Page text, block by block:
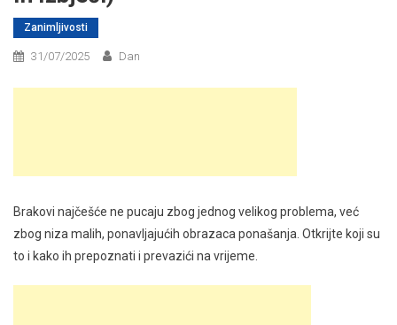
Zanimljivosti
31/07/2025 Dan
Brakovi najčešće ne pucaju zbog jednog velikog problema, već
zbog niza malih, ponavljajućih obrazaca ponašanja. Otkrijte koji su
to i kako ih prepoznati i prevazići na vrijeme.